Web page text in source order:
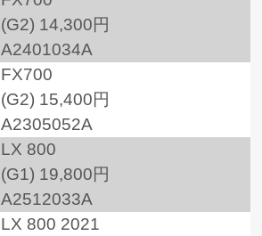
(G2) 14,300円
A2401034A
FX700
(G2) 15,400円
A2305052A
LX 800
(G1) 19,800円
A2512033A
LX 800 2021